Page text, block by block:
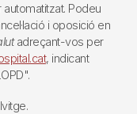
Podeu
i oposició en
adreçant-vos per
, indicant